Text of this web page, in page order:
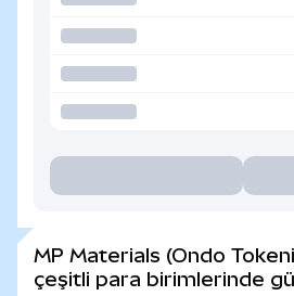
MP Materials (Ondo
çeşitli para birimlerinde